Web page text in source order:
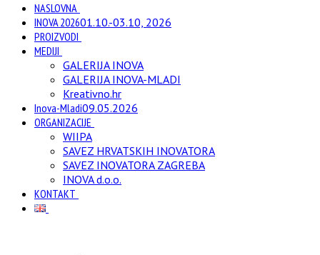
NASLOVNA
INOVA 202601.10.-03.10, 2026
PROIZVODI
MEDIJI
GALERIJA INOVA
GALERIJA INOVA-MLADI
Kreativno.hr
Inova-Mladi09.05.2026
ORGANIZACIJE
WIIPA
SAVEZ HRVATSKIH INOVATORA
SAVEZ INOVATORA ZAGREBA
INOVA d.o.o.
KONTAKT